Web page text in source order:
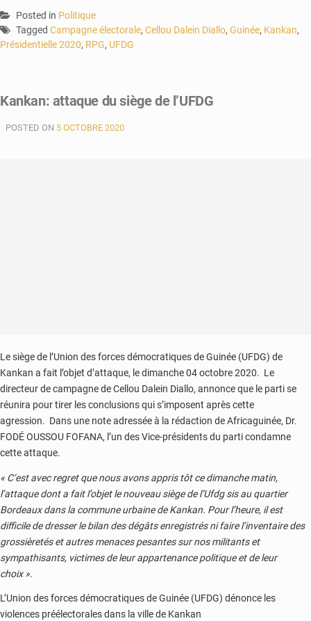
Posted in Politique
Tagged Campagne électorale, Cellou Dalein Diallo, Guinée, Kankan,
Présidentielle 2020, RPG, UFDG
Kankan: attaque du siège de l’UFDG
POSTED ON 5 OCTOBRE 2020
Le siège de l’Union des forces démocratiques de Guinée (UFDG) de
Kankan a fait l’objet d’attaque, le dimanche 04 octobre 2020. Le
directeur de campagne de Cellou Dalein Diallo, annonce que le parti se
réunira pour tirer les conclusions qui s’imposent après cette
agression. Dans une note adressée à la rédaction de Africaguinée, Dr.
FODÉ OUSSOU FOFANA, l’un des Vice-présidents du parti condamne
cette attaque.
« C’est avec regret que nous avons appris tôt ce dimanche matin,
l’attaque dont a fait l’objet le nouveau siège de l’Ufdg sis au quartier
Bordeaux dans la commune urbaine de Kankan. Pour l’heure, il est
difficile de dresser le bilan des dégâts enregistrés ni faire l’inventaire des
grossièretés et autres menaces pesantes sur nos militants et
sympathisants, victimes de leur appartenance politique et de leur
choix ».
L’Union des forces démocratiques de Guinée (UFDG) dénonce les
violences préélectorales dans la ville de Kankan